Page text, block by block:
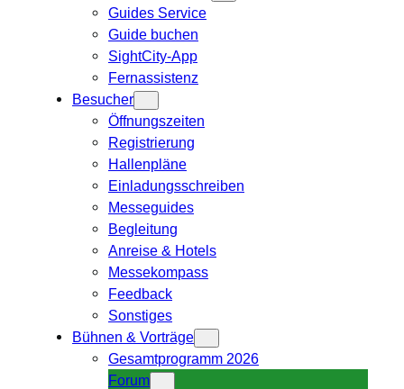
Guides Service
Guide buchen
SightCity-App
Fernassistenz
Besucher
Öffnungszeiten
Registrierung
Hallenpläne
Einladungsschreiben
Messeguides
Begleitung
Anreise & Hotels
Messekompass
Feedback
Sonstiges
Bühnen & Vorträge
Gesamtprogramm 2026
Forum